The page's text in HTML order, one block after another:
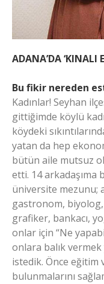
ADANA’DA ‘KINALI
Bu fikir nereden
Kadınlar! Seyhan
gittiğimde köylü
köydeki
yatan da hep
bütün aile mutsuz
etti. 14 arkadaşıma
üniversite mezunu;
gastronom,
grafiker, bankacı,
onlar için “Ne
onlara balık
istedik. Önce eğitim
bulunmalarını